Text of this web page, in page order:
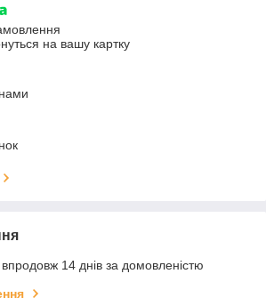
на вашу картку
14 днів за домовленістю